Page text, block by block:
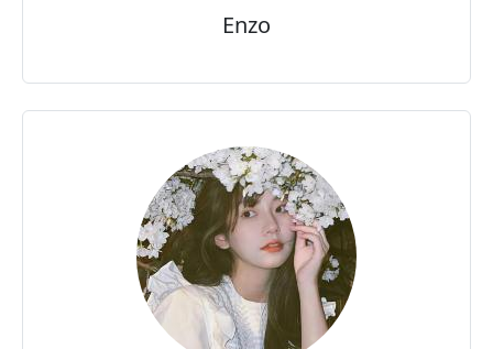
Enzo